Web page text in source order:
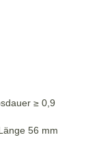
≥ 0,9
56 mm